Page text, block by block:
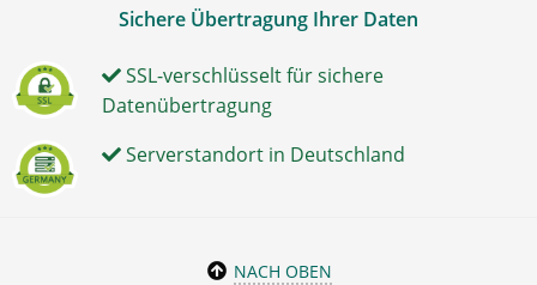
Sichere Übertragung Ihrer Daten
SSL-verschlüsselt für sichere
Datenübertragung
Serverstandort in Deutschland
NACH OBEN